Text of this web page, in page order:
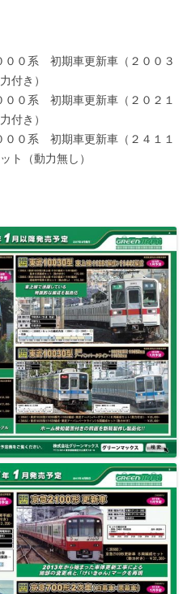
００系 初期車更新車（２００３
付き）
００系 初期車更新車（２０２１
付き）
００系 初期車更新車（２４１１
（動力無し）